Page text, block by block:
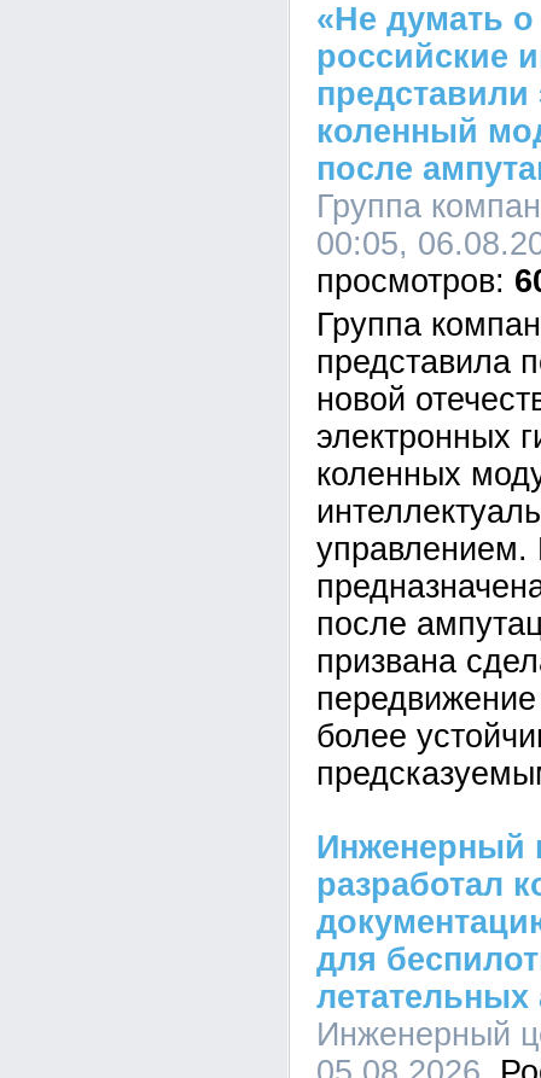
«Не думать
российские
коленный
после
Группа
00:05,
Группа
представила
новой
электронных
коленных
управлением.
после
призвана
более
Инженерный
разработал
для
летательных
Инженерный